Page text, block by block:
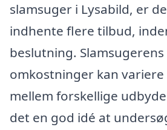
slamsuger i Lysabild, er
indhente flere tilbud,
beslutning.
omkostninger kan
mellem forskellige
det en god idé at